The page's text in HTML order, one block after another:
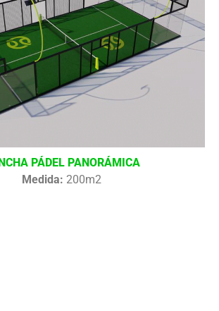
PÁDEL PANORÁMICA
Medida: 200m2